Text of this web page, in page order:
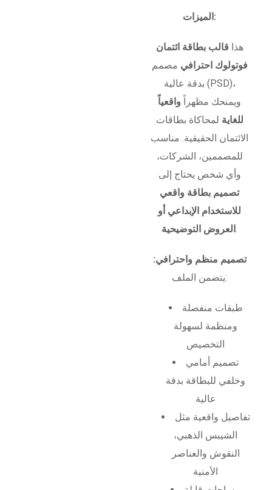
الميزات:
هذا قالب بطاقة ائتمان
فوتولوك احترافي مصمم
بدقة عالية (PSD)،
ويمنحك مظهراً واقعياً
للغاية لمحاكاة بطاقات
الائتمان الحقيقية. مناسب
للمصممين، الشركات،
وأي شخص يحتاج إلى
تصميم بطاقة واقعي
للاستخدام الإبداعي أو
العروض التوضيحية .
تصميم منظم واحترافي:
يتضمن الملف:
طبقات منفصلة
ومنظمة لسهولة
التخصيص
تصميم أمامي
وخلفي للبطاقة بدقة
عالية
تفاصيل واقعية مثل
الشيبس الذهبي،
النقوش والعناصر
الأمنية